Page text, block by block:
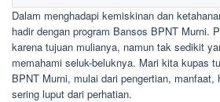
Dalam menghadapi kemiskinan dan
hadir dengan program Bansos BPNT Murni.
karena tujuan mulianya, namun tak sedikit
memahami seluk-beluknya. Mari kita kupas
BPNT Murni, mulai dari pengertian,
sering luput dari perhatian.